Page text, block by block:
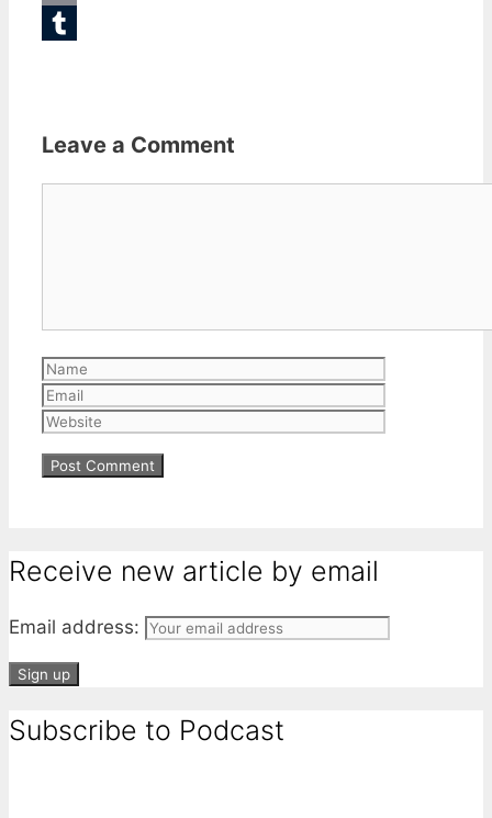
Email
Leave a Comment
Name
Receive new article by email
Email address:
Subscribe to Podcast